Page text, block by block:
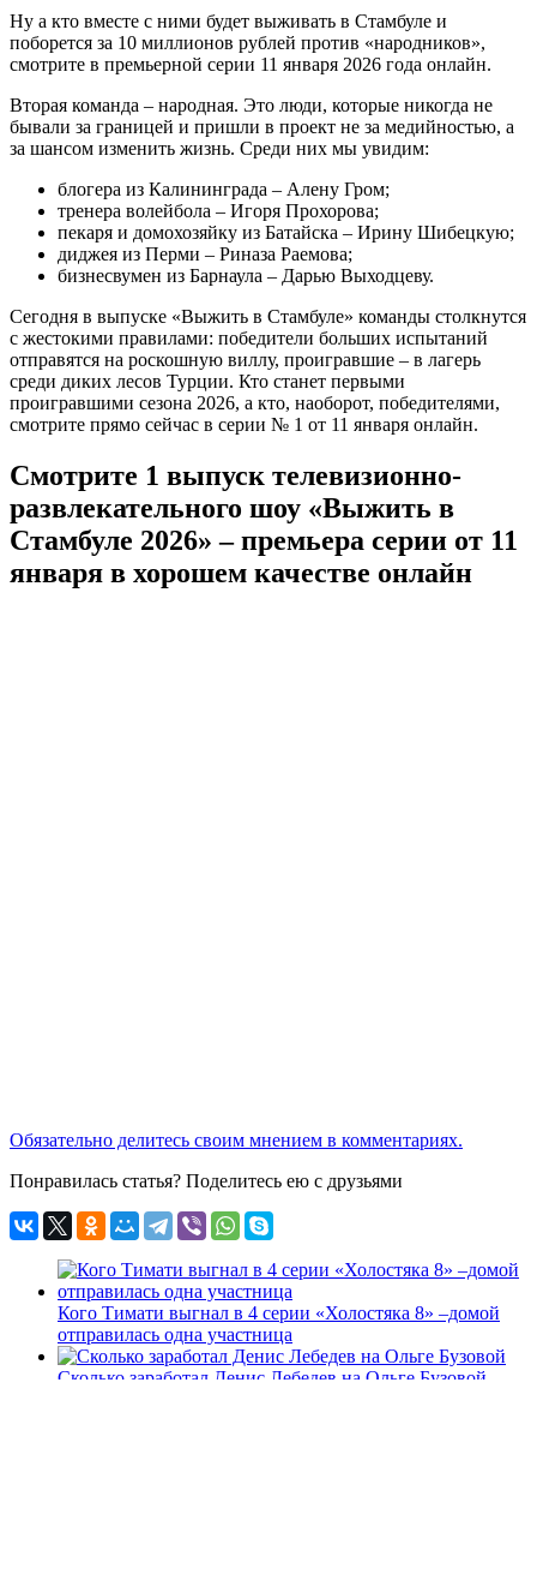
Ну а кто вместе с ними будет выживать в Стамбуле и
поборется за 10 миллионов рублей против «народников»,
смотрите в премьерной серии 11 января 2026 года онлайн.
Вторая команда – народная. Это люди, которые никогда не
бывали за границей и пришли в проект не за медийностью, а
за шансом изменить жизнь. Среди них мы увидим:
блогера из Калининграда – Алену Гром;
тренера волейбола – Игоря Прохорова;
пекаря и домохозяйку из Батайска – Ирину Шибецкую;
диджея из Перми – Риназа Раемова;
бизнесвумен из Барнаула – Дарью Выходцеву.
Сегодня в выпуске «Выжить в Стамбуле» команды столкнутся
с жестокими правилами: победители больших испытаний
отправятся на роскошную виллу, проигравшие – в лагерь
среди диких лесов Турции. Кто станет первыми
проигравшими сезона 2026, а кто, наоборот, победителями,
смотрите прямо сейчас в серии № 1 от 11 января онлайн.
Смотрите 1 выпуск телевизионно-
развлекательного шоу «Выжить в
Стамбуле 2026» – премьера серии от 11
января в хорошем качестве онлайн
Обязательно делитесь своим мнением в комментариях.
Понравилась статья? Поделитесь ею с друзьями
Кого Тимати выгнал в 4 серии «Холостяка 8» –домой
отправилась одна участница
Сколько заработал Денис Лебедев на Ольге Бузовой